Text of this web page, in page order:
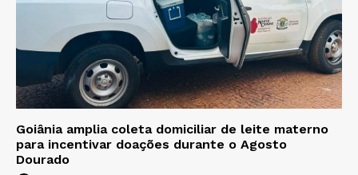
Goiânia amplia coleta domiciliar de leite materno
para incentivar doações durante o Agosto
Dourado